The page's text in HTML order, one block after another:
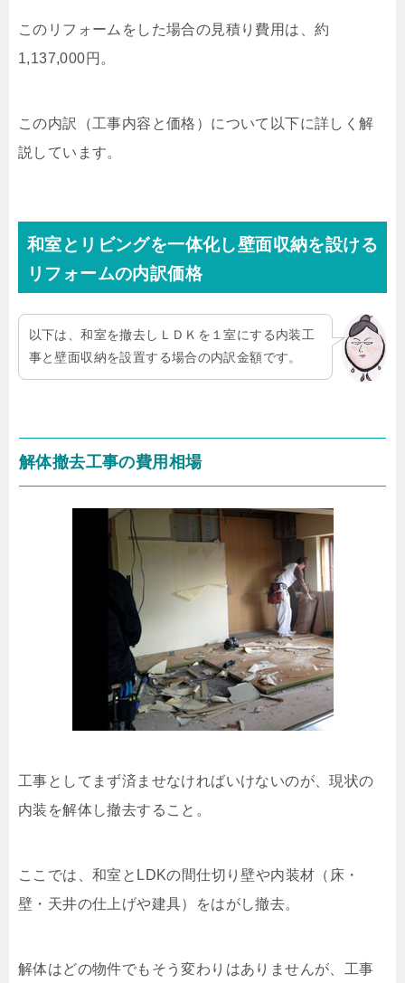
このリフォームをした場合の見積り費用は、約
1,137,000円。
この内訳（工事内容と価格）について以下に詳しく解
説しています。
和室とリビングを一体化し壁面収納を設ける
リフォームの内訳価格
以下は、和室を撤去しＬＤＫを１室にする内装工
事と壁面収納を設置する場合の内訳金額です。
解体撤去工事の費用相場
工事としてまず済ませなければいけないのが、現状の
内装を解体し撤去すること。
ここでは、和室とLDKの間仕切り壁や内装材（床・
壁・天井の仕上げや建具）をはがし撤去。
解体はどの物件でもそう変わりはありませんが、工事